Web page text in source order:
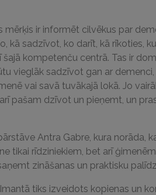
mērķis ir informēt cilvēkus par
kā sadzīvot, ko darīt, kā rīkoties,
šajā kompetenču centrā. Tas ir
vieglāk sadzīvot gan ar
vai savā tuvākajā lokā. Jo
pašam dzīvot un pieņemt, un
Antra Gabre, kura norāda,
tikai rīdziniekiem, bet arī
zināšanas un praktisku
tiks izveidots kopienas un